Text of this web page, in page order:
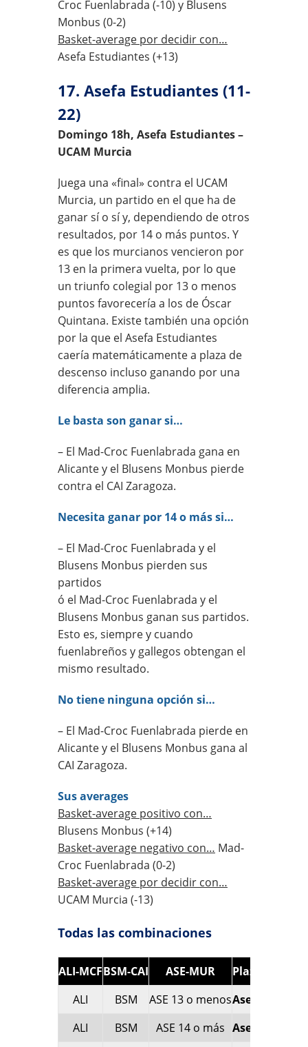
Croc Fuenlabrada (-10) y Blusens
Monbus (0-2)
Basket-average por decidir con…
Asefa Estudiantes (+13)
17. Asefa Estudiantes (11-
22)
Domingo 18h, Asefa Estudiantes –
UCAM Murcia
Juega una «final» contra el UCAM
Murcia, un partido en el que ha de
ganar sí o sí y, dependiendo de otros
resultados, por 14 o más puntos. Y
es que los murcianos vencieron por
13 en la primera vuelta, por lo que
un triunfo colegial por 13 o menos
puntos favorecería a los de Óscar
Quintana. Existe también una opción
por la que el Asefa Estudiantes
caería matemáticamente a plaza de
descenso incluso ganando por una
diferencia amplia.
Le basta son ganar si…
– El Mad-Croc Fuenlabrada gana en
Alicante y el Blusens Monbus pierde
contra el CAI Zaragoza.
Necesita ganar por 14 o más si…
– El Mad-Croc Fuenlabrada y el
Blusens Monbus pierden sus
partidos
ó el Mad-Croc Fuenlabrada y el
Blusens Monbus ganan sus partidos.
Esto es, siempre y cuando
fuenlabreños y gallegos obtengan el
mismo resultado.
No tiene ninguna opción si…
– El Mad-Croc Fuenlabrada pierde en
Alicante y el Blusens Monbus gana al
CAI Zaragoza.
Sus averages
Basket-average positivo con…
Blusens Monbus (+14)
Basket-average negativo con… Mad-
Croc Fuenlabrada (0-2)
Basket-average por decidir con…
UCAM Murcia (-13)
Todas las combinaciones
ALI-MCFBSM-CAI ASE-MUR
Plaza de
ALI
BSM ASE 13 o menosAsefa
ALI
BSM ASE 14 o más Asefa